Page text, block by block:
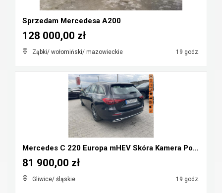
Sprzedam Mercedesa A200
Ząbki/ wołomiński/ mazowieckie 19 godz.
128 000,00 zł
Mercedes C 220 Europa mHEV Skóra Kamera Podgrzewan...
Gliwice/ śląskie 19 godz.
81 900,00 zł